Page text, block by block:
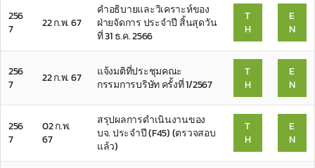
256
7
22 ก.พ. 67
คำอธิบายและวิเคราะห์ของ
ฝ่ายจัดการ ประจำปี สิ้นสุดวัน
ที่ 31 ธ.ค. 2566
T
H
E
N
256
7
22 ก.พ. 67
แจ้งมติที่ประชุมคณะ
กรรมการบริษัท ครั้งที่ 1/2567
T
H
E
N
256
7
02 ก.พ.
67
สรุปผลการดำเนินงานของ
บจ. ประจำปี (F45) (ตรวจสอบ
แล้ว)
T
H
E
N